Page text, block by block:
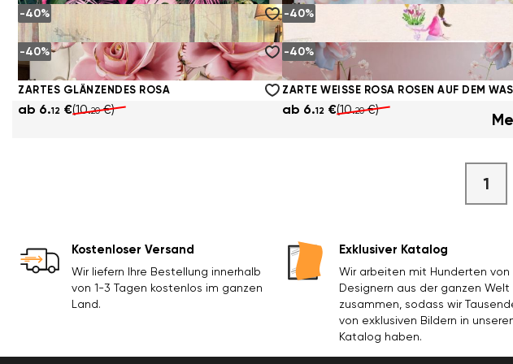
EIN AUFRUHR DER TROPISCHEN VEGETATION
ab 12€(10.
ZARTE BLÜTEN ÜBER DEM WASSER
ab
-40%
BAUM UND HALLE
€(10. 20€)
-40%
WAND UND GEHEN
6. 12€(10. €)
-40%
ZARTES GLÄNZENDES ROSA
ab 6.12 €(10.20€)
-40%
ab 6.12 €(10.20€)
1
Kostenloser Versand
Wir liefern Ihre Bestellung innerhalb
von 1-3 Tagen kostenlos im ganzen
Land.
Exklusiver Katalog
Wir arbeiten mit Hunderten von
Designern aus der ganzen Welt
zusammen, sodass wir
von exklusiven Bildern in
Katalog haben.